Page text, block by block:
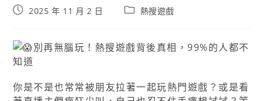
2025 年 11 月 2 日 熱搜遊戲
你是不是也常常被朋友拉著一起玩熱門遊戲？或是看